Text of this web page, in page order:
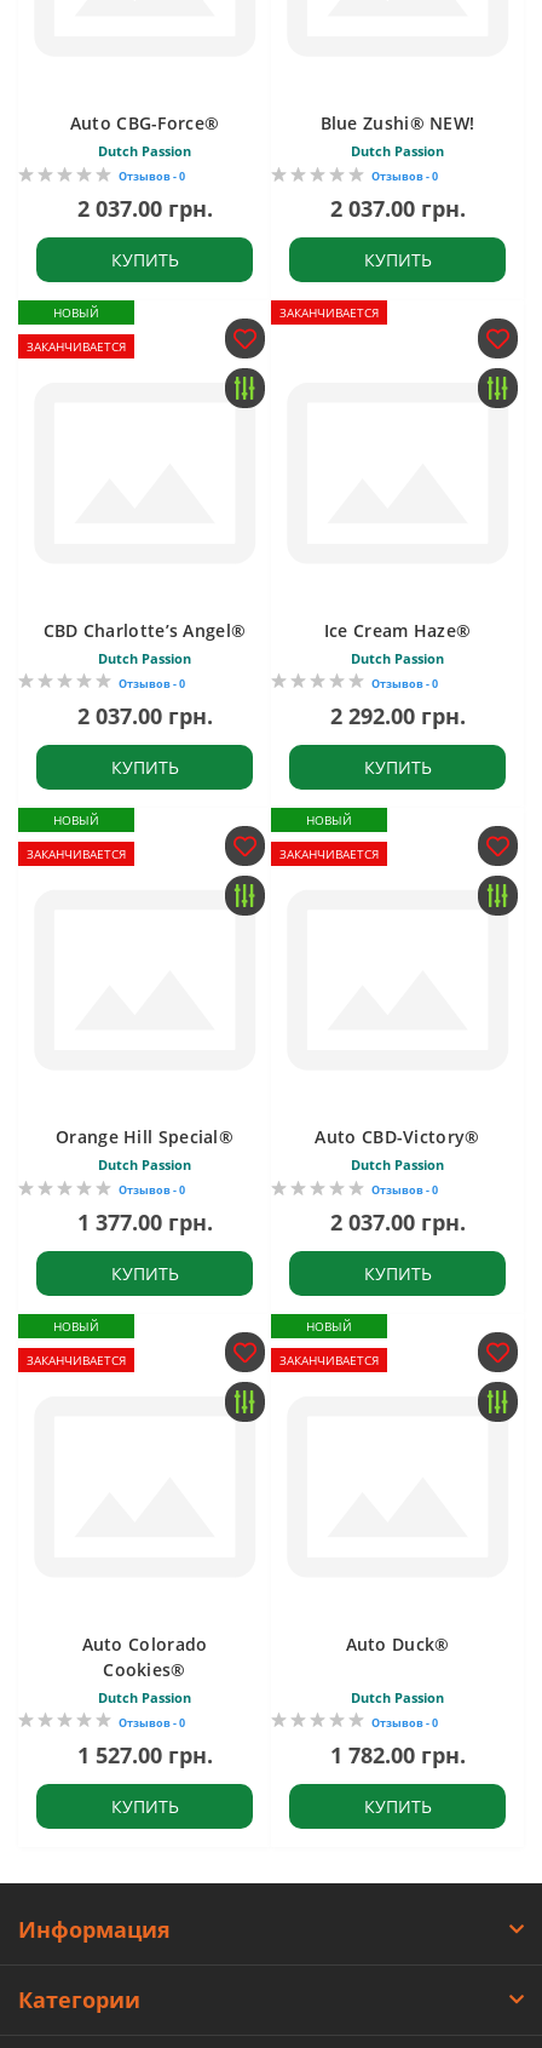
Auto CBG-Force®
Dutch Passion
Отзывов - 0
2 037.00 грн.
КУПИТЬ
Blue Zushi® NEW!
Dutch Passion
Отзывов - 0
2 037.00 грн.
КУПИТЬ
НОВЫЙ
ЗАКАНЧИВАЕТСЯ
CBD Charlotte’s Angel®
Dutch Passion
Отзывов - 0
2 037.00 грн.
КУПИТЬ
ЗАКАНЧИВАЕТСЯ
Ice Cream Haze®
Dutch Passion
Отзывов - 0
2 292.00 грн.
КУПИТЬ
НОВЫЙ
ЗАКАНЧИВАЕТСЯ
Orange Hill Special®
Dutch Passion
Отзывов - 0
1 377.00 грн.
КУПИТЬ
НОВЫЙ
ЗАКАНЧИВАЕТСЯ
Auto CBD-Victory®
Dutch Passion
Отзывов - 0
2 037.00 грн.
КУПИТЬ
НОВЫЙ
ЗАКАНЧИВАЕТСЯ
Auto Colorado
Cookies®
Dutch Passion
Отзывов - 0
1 527.00 грн.
КУПИТЬ
НОВЫЙ
ЗАКАНЧИВАЕТСЯ
Auto Duck®
Dutch Passion
Отзывов - 0
1 782.00 грн.
КУПИТЬ
Информация
Категории